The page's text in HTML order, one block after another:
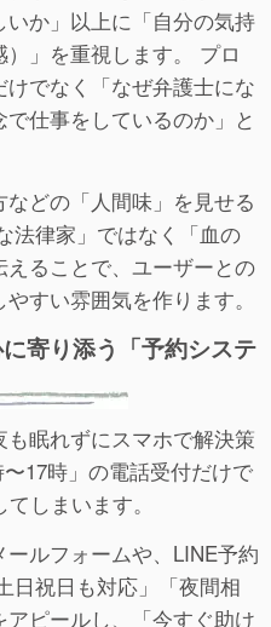
か」以上に「自分の気持
」を重視します。 プロ
でなく「なぜ弁護士にな
仕事をしているのか」と
どの「人間味」を見せる
法律家」ではなく「血の
ることで、ユーザーとの
すい雰囲気を作ります。
寄り添う「予約システ
も眠れずにスマホで解決策
17時」の電話受付だけで
しまいます。
ルフォームや、LINE予約
日祝日も対応」「夜間相
ピールし、「今すぐ助け